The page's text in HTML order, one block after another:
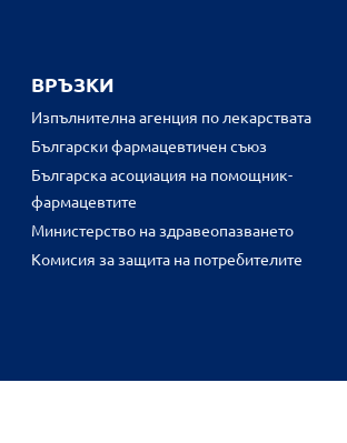
ВРЪЗКИ
Изпълнителна агенция по лекарствата
Български фармацевтичен съюз
Българска асоциация на помощник-
фармацевтите
Министерство на здравеопазването
Комисия за защита на потребителите